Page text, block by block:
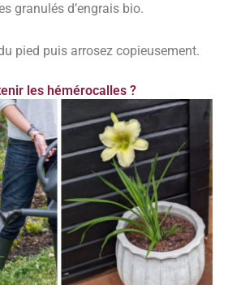
granulés d’engrais bio.
pied puis arrosez copieusement.
les hémérocalles ?